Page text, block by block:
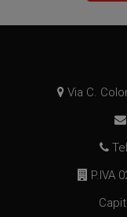
Via C.
P.IVA